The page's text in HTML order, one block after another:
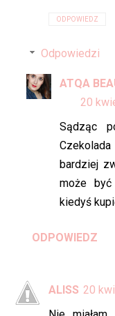
ODPOWIEDZ
Odpowiedzi
ATQA
20
Sądząc
bardziej
może
kiedyś
ODPOWIEDZ
ALISS 20